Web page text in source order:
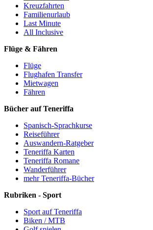
Kreuzfahrten
Familienurlaub
Last Minute
All Inclusive
Flüge & Fähren
Flüge
Flughafen Transfer
Mietwagen
Fähren
Bücher auf Teneriffa
Spanisch-Sprachkurse
Reiseführer
Auswandern-Ratgeber
Teneriffa Karten
Teneriffa Romane
Wanderführer
mehr Teneriffa-Bücher
Rubriken - Sport
Sport auf Teneriffa
Biken / MTB